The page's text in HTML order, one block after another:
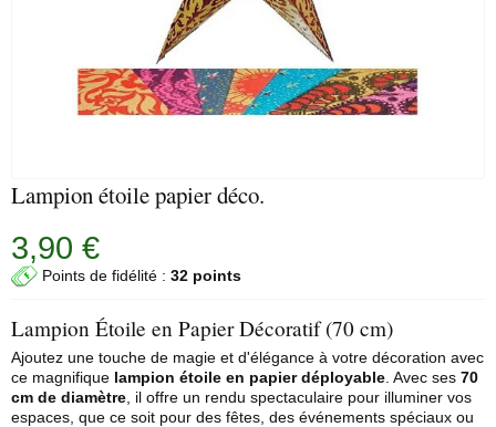
Lampion étoile papier déco.
3,90 €
Points de fidélité : 32 points
Lampion Étoile en Papier Décoratif (70 cm)
Ajoutez une touche de magie et d'élégance à votre décoration avec
ce magnifique lampion étoile en papier déployable . Avec ses 70
cm de diamètre , il offre un rendu spectaculaire pour illuminer vos
espaces, que ce soit pour des fêtes, des événements spéciaux ou